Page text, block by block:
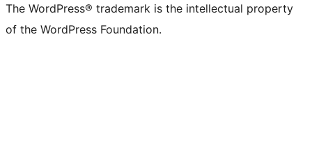
The WordPress® trademark is the intellectual property
of the WordPress Foundation.